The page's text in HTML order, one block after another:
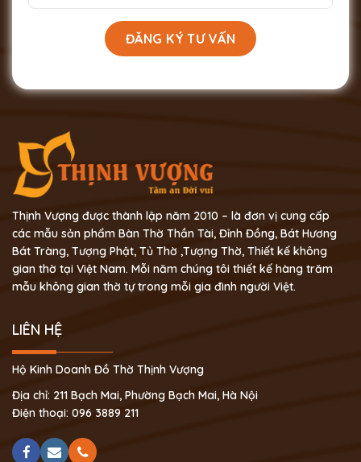
Thịnh Vượng được thành lập năm 2010 – là đơn vị cung cấp
các mẫu sản phẩm Bàn Thờ Thần Tài, Đỉnh Đồng, Bát Hương
Bát Tràng, Tượng Phật, Tủ Thờ ,Tượng Thờ, Thiết kế không
gian thờ tại Việt Nam. Mỗi năm chúng tôi thiết kế hàng trăm
mẫu không gian thờ tự trong mỗi gia đình người Việt.
LIÊN HỆ
Hộ Kinh Doanh Đồ Thờ Thịnh Vượng
Địa chỉ: 211 Bạch Mai, Phường Bạch Mai, Hà Nội
Điện thoại: 096 3889 211